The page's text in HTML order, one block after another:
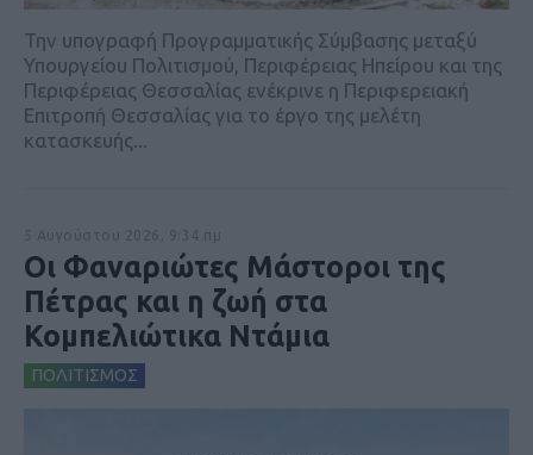
Την υπογραφή Προγραμματικής Σύμβασης μεταξύ
Υπουργείου Πολιτισμού, Περιφέρειας Ηπείρου και της
Περιφέρειας Θεσσαλίας ενέκρινε η Περιφερειακή
Επιτροπή Θεσσαλίας για το έργο της μελέτη
κατασκευής...
Οι Φαναριώτες Μάστοροι της
Πέτρας και η ζωή στα
Κομπελιώτικα Ντάμια
ΠΟΛΙΤΙΣΜΟΣ